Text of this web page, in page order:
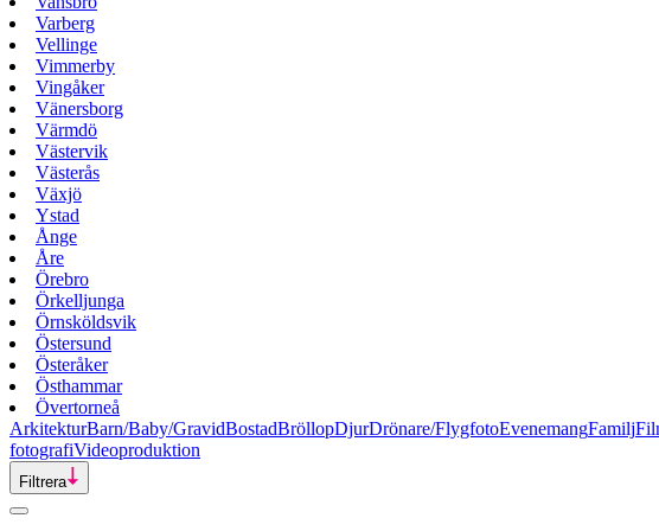
Varberg
Vellinge
Vimmerby
Vingåker
Vänersborg
Värmdö
Västervik
Västerås
Växjö
Ystad
Ånge
Åre
Örebro
Örkelljunga
Örnsköldsvik
Östersund
Österåker
Östhammar
Övertorneå
ArkitekturBarn/Baby/GravidBostadBröllopDjurDrönare/FlygfotoEvenemangFamilj
fotografiVideoproduktion
Filtrera